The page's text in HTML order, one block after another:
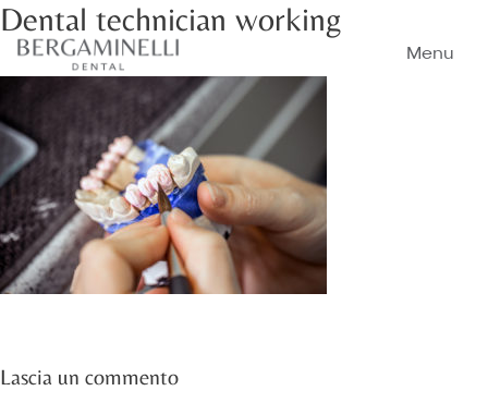
Vai
contenuto
Menu
Dental technician working
Lascia un commento